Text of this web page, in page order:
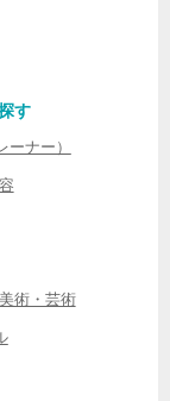
す
ナー）
美術・芸術